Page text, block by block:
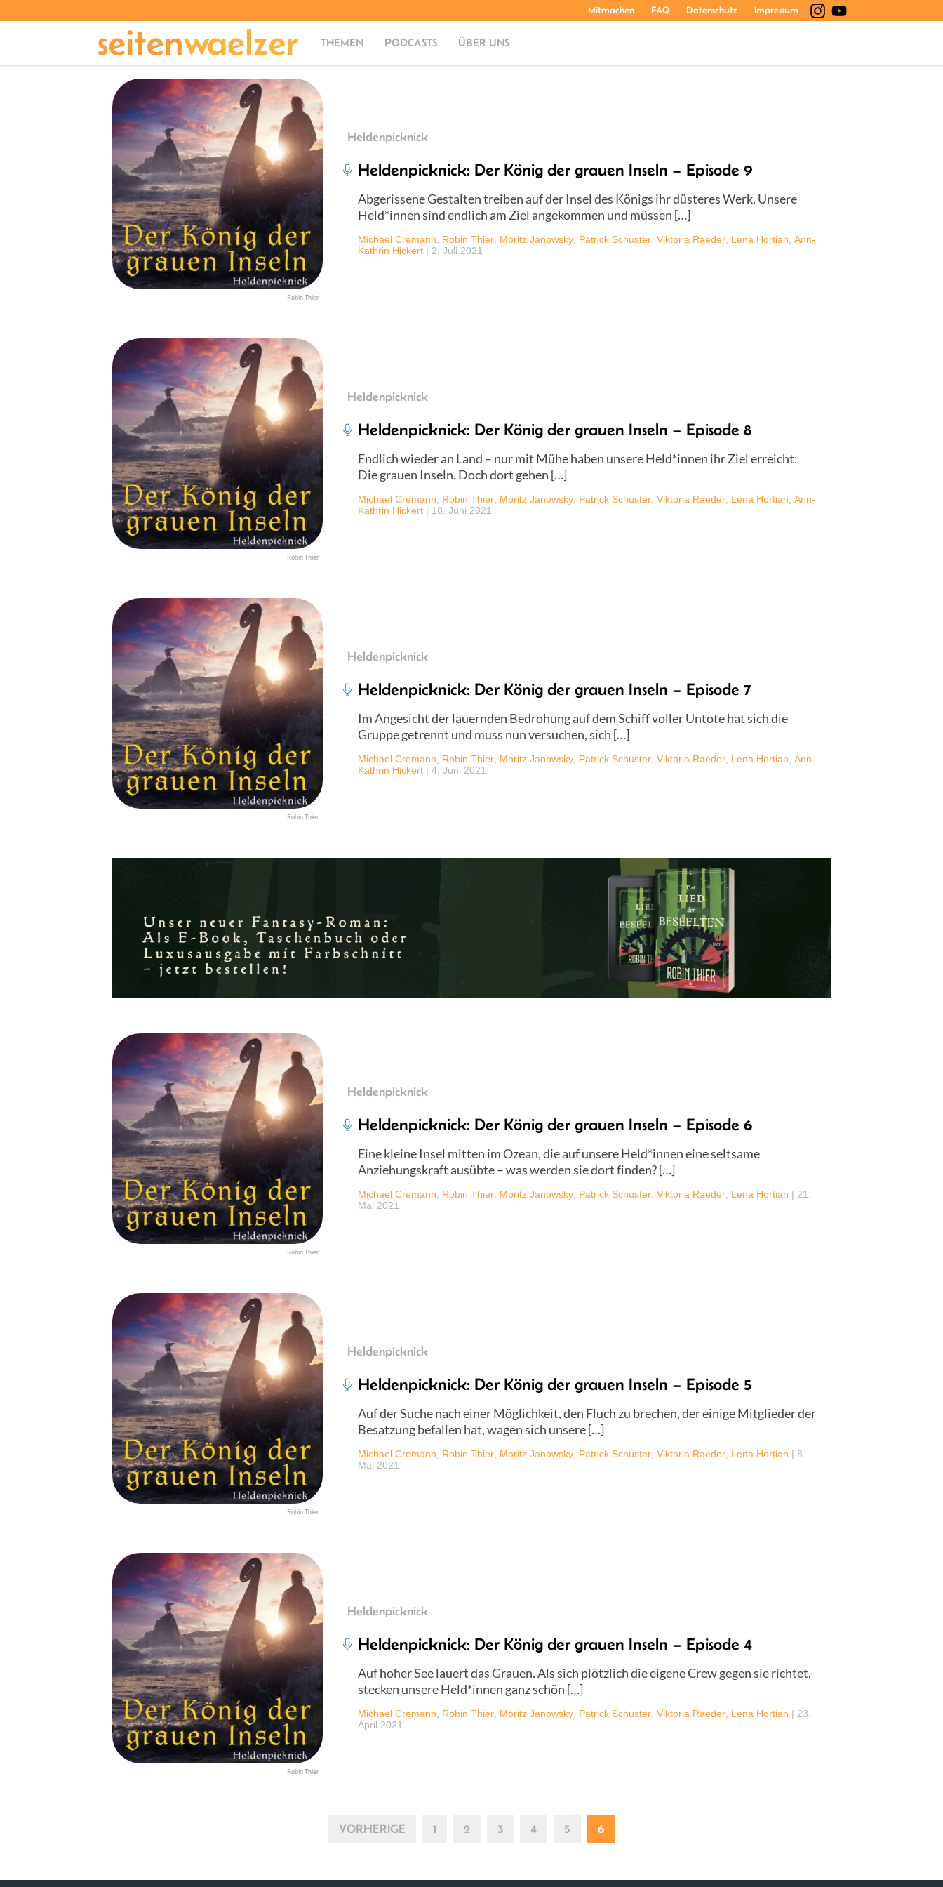
Mitmachen FAQ Datenschutz Impressum
THEMEN PODCASTS ÜBER UNS
Robin Thier
Heldenpicknick
Heldenpicknick: Der König der grauen Inseln – Episode 9
Abgerissene Gestalten treiben auf der Insel des Königs ihr düsteres Werk. Unsere
Held*innen sind endlich am Ziel angekommen und müssen […]
Michael Cremann Robin Thier Moritz Janowsky Patrick Schuster Viktoria Raeder Lena Hortian Ann-
Kathrin Hickert | 2. Juli 2021
Robin Thier
Heldenpicknick
Heldenpicknick: Der König der grauen Inseln – Episode 8
Endlich wieder an Land – nur mit Mühe haben unsere Held*innen ihr Ziel erreicht:
Die grauen Inseln. Doch dort gehen […]
Michael Cremann Robin Thier Moritz Janowsky Patrick Schuster Viktoria Raeder Lena Hortian Ann-
Kathrin Hickert | 18. Juni 2021
Robin Thier
Heldenpicknick
Heldenpicknick: Der König der grauen Inseln – Episode 7
Im Angesicht der lauernden Bedrohung auf dem Schiff voller Untote hat sich die
Gruppe getrennt und muss nun versuchen, sich […]
Michael Cremann Robin Thier Moritz Janowsky Patrick Schuster Viktoria Raeder Lena Hortian Ann-
Kathrin Hickert | 4. Juni 2021
Robin Thier
Heldenpicknick
Heldenpicknick: Der König der grauen Inseln – Episode 6
Eine kleine Insel mitten im Ozean, die auf unsere Held*innen eine seltsame
Anziehungskraft ausübte – was werden sie dort finden? […]
Michael Cremann Robin Thier Moritz Janowsky Patrick Schuster Viktoria Raeder Lena Hortian | 21.
Mai 2021
Robin Thier
Heldenpicknick
Heldenpicknick: Der König der grauen Inseln – Episode 5
Auf der Suche nach einer Möglichkeit, den Fluch zu brechen, der einige Mitglieder der
Besatzung befallen hat, wagen sich unsere […]
Michael Cremann Robin Thier Moritz Janowsky Patrick Schuster Viktoria Raeder Lena Hortian | 8.
Mai 2021
Robin Thier
Heldenpicknick
Heldenpicknick: Der König der grauen Inseln – Episode 4
Auf hoher See lauert das Grauen. Als sich plötzlich die eigene Crew gegen sie richtet,
stecken unsere Held*innen ganz schön […]
Michael Cremann Robin Thier Moritz Janowsky Patrick Schuster Viktoria Raeder Lena Hortian | 23.
April 2021
VORHERIGE 1 2 3 4 5 6